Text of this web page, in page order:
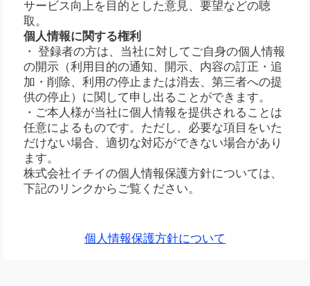
サービス向上を目的とした意見、要望などの聴
取。
個人情報に関する権利
・ 登録者の方は、当社に対してご自身の個人情報
の開示（利用目的の通知、開示、内容の訂正・追
加・削除、利用の停止または消去、第三者への提
供の停止）に関して申し出ることができます。
・ご本人様が当社に個人情報を提供されることは
任意によるものです。ただし、必要な項目をいた
だけない場合、適切な対応ができない場合があり
ます。
株式会社イチイの個人情報保護方針については、
下記のリンクからご覧ください。
個人情報保護方針について